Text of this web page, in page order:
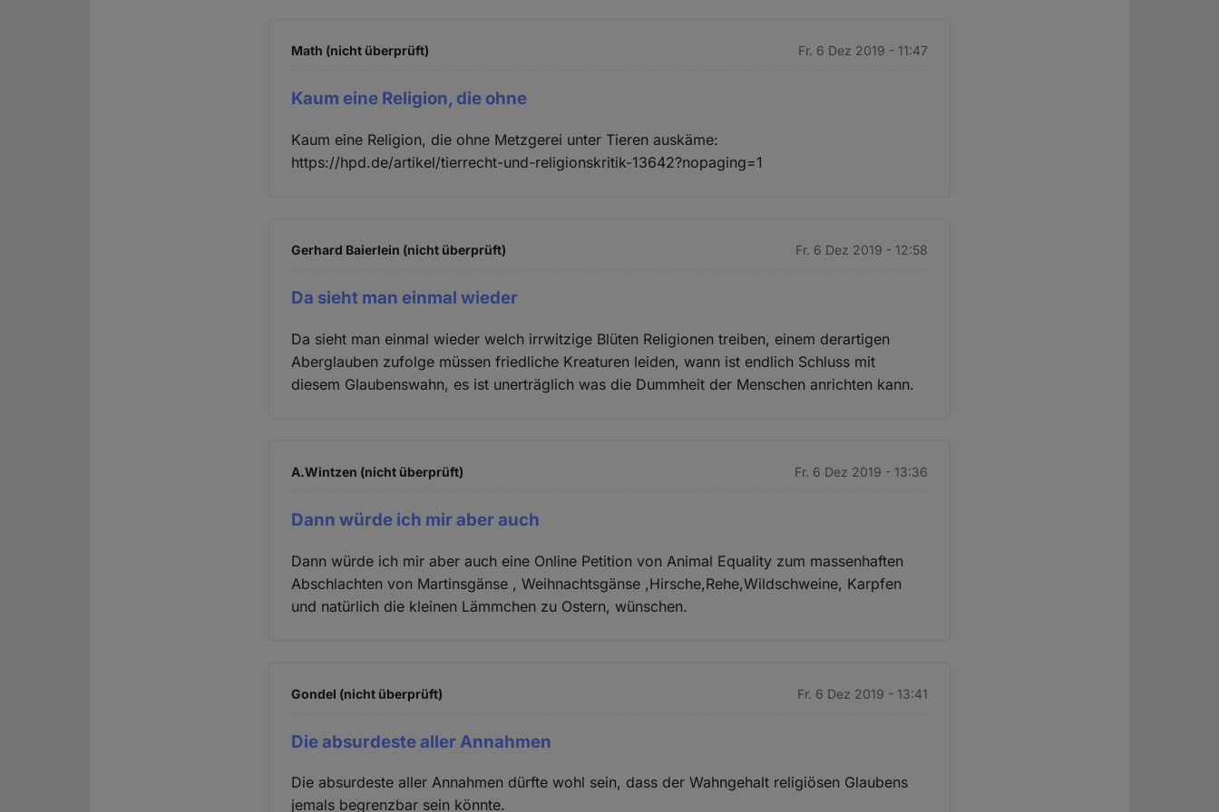
Math (nicht überprüft) Fr. 6 Dez 2019 - 11:47
Kaum eine Religion, die ohne
Kaum eine Religion, die ohne Metzgerei unter Tieren auskäme:
https://hpd.de/artikel/tierrecht-und-religionskritik-13642?nopaging=1
Gerhard Baierlein (nicht überprüft) Fr. 6 Dez 2019 - 12:58
Da sieht man einmal wieder
Da sieht man einmal wieder welch irrwitzige Blüten Religionen treiben, einem derartigen
Aberglauben zufolge müssen friedliche Kreaturen leiden, wann ist endlich Schluss mit
diesem Glaubenswahn, es ist unerträglich was die Dummheit der Menschen anrichten kann.
A.Wintzen (nicht überprüft) Fr. 6 Dez 2019 - 13:36
Dann würde ich mir aber auch
Dann würde ich mir aber auch eine Online Petition von Animal Equality zum massenhaften
Abschlachten von Martinsgänse , Weihnachtsgänse ,Hirsche,Rehe,Wildschweine, Karpfen
und natürlich die kleinen Lämmchen zu Ostern, wünschen.
Gondel (nicht überprüft) Fr. 6 Dez 2019 - 13:41
Die absurdeste aller Annahmen
Die absurdeste aller Annahmen dürfte wohl sein, dass der Wahngehalt religiösen Glaubens
jemals begrenzbar sein könnte.